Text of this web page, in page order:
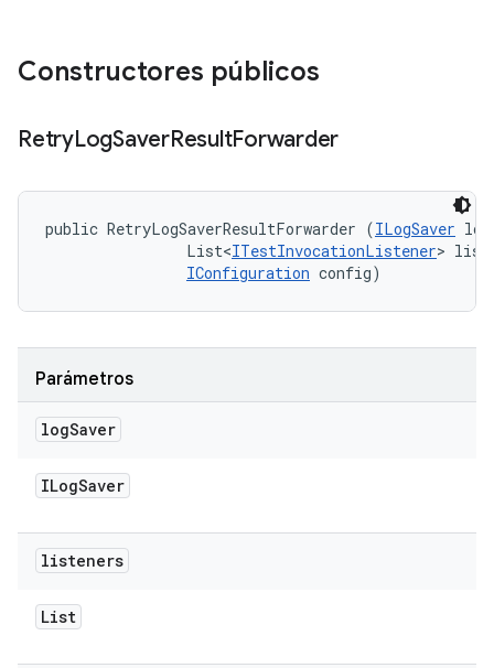
Constructores públicos
RetryLogSaverResultForwarder
public RetryLogSaverResultForwarder (ILogSaver
                List<
ITestInvocationListener>
IConfiguration config)
Parámetros
logSaver
ILogSaver
listeners
List